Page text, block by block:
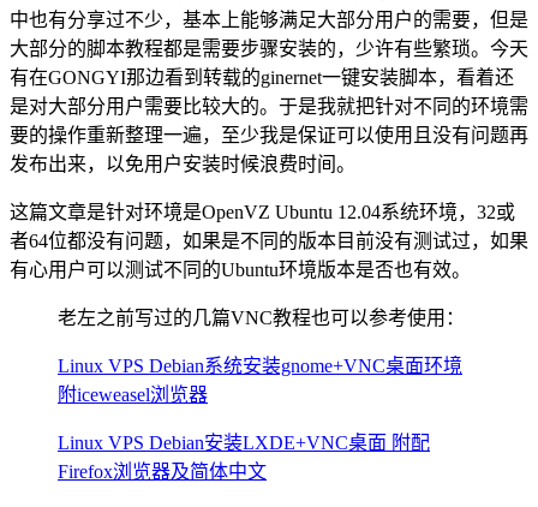
中也有分享过不少，基本上能够满足大部分用户的需要，但是
大部分的脚本教程都是需要步骤安装的，少许有些繁琐。今天
有在GONGYI那边看到转载的ginernet一键安装脚本，看着还
是对大部分用户需要比较大的。于是我就把针对不同的环境需
要的操作重新整理一遍，至少我是保证可以使用且没有问题再
发布出来，以免用户安装时候浪费时间。
这篇文章是针对环境是OpenVZ Ubuntu 12.04系统环境，32或
者64位都没有问题，如果是不同的版本目前没有测试过，如果
有心用户可以测试不同的Ubuntu环境版本是否也有效。
老左之前写过的几篇VNC教程也可以参考使用：
Linux VPS Debian系统安装gnome+VNC桌面环境
附iceweasel浏览器
Linux VPS Debian安装LXDE+VNC桌面 附配
Firefox浏览器及简体中文